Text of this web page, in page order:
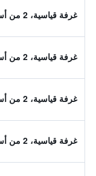
غرفة قياسية، 2 من أسرّة الكوين
غرفة قياسية، 2 من أسرّة الكوين
غرفة قياسية، 2 من أسرّة الكوين
غرفة قياسية، 2 من أسرّة الكوين